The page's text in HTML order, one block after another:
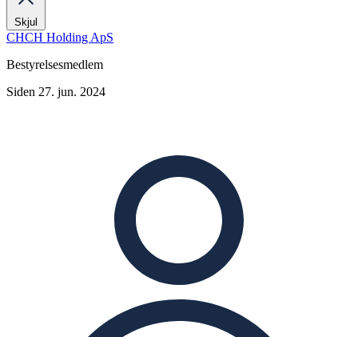
Skjul
CHCH Holding ApS
Bestyrelsesmedlem
Siden 27. jun. 2024